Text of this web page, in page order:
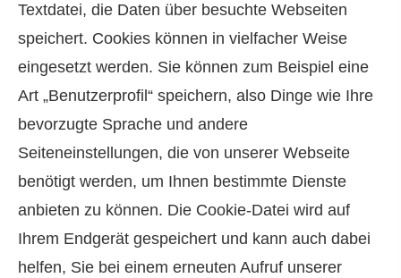
Textdatei, die Daten über besuchte Webseiten
speichert. Cookies können in vielfacher Weise
eingesetzt werden. Sie können zum Beispiel eine
Art „Benutzerprofil“ speichern, also Dinge wie Ihre
bevorzugte Sprache und andere
Seiteneinstellungen, die von unserer Webseite
benötigt werden, um Ihnen bestimmte Dienste
anbieten zu können. Die Cookie-Datei wird auf
Ihrem Endgerät gespeichert und kann auch dabei
helfen, Sie bei einem erneuten Aufruf unserer